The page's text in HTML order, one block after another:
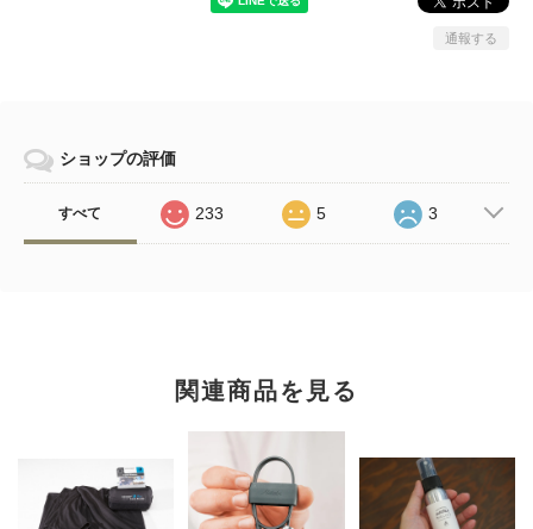
通報する
ショップの評価
すべて 233 5 3
関連商品を見る